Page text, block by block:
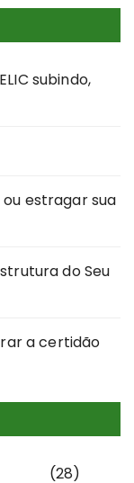
subindo,
estragar sua
do Seu
a certidão
(28)